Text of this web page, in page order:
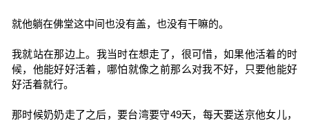
就他躺在佛堂这中间也没有盖，也没有干嘛的。
我就站在那边上。我当时在想走了，很可惜，如果他活着的时
候，他能好好活着，哪怕就像之前那么对我不好，只要他能好
好活着就行。
那时候奶奶走了之后，要台湾要守49天，每天要送京他女儿，